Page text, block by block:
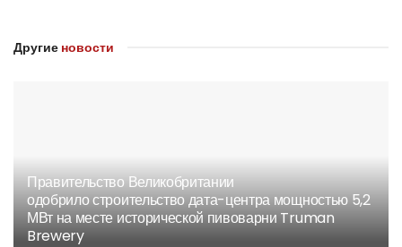
Другие новости
Правительство Великобритании
одобрило строительство дата-центра мощностью 5,2
МВт на месте исторической пивоварни Truman
Brewery